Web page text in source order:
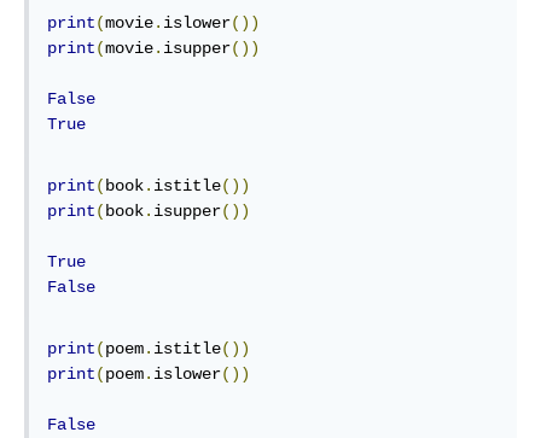
print(movie. islower())
print(movie. isupper())
False
True
print(book. istitle())
print(book. isupper())
True
False
print(poem. istitle())
print(poem. islower())
False